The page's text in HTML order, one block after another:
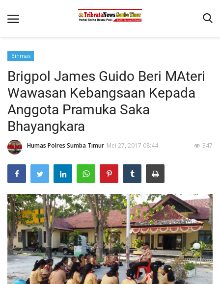
Beranda
Terms & Conditions
Reskrim
Binkam
Giat Ops
Mitra Polisi
Lantas
Jurnal Kamtibmas
Binmas
Brigpol James Guido Beri MAteri
Wawasan Kebangsaan Kepada
Anggota Pramuka Saka
Bhayangkara
Humas Polres Sumba Timur Mei 27, 2017 08:44 347